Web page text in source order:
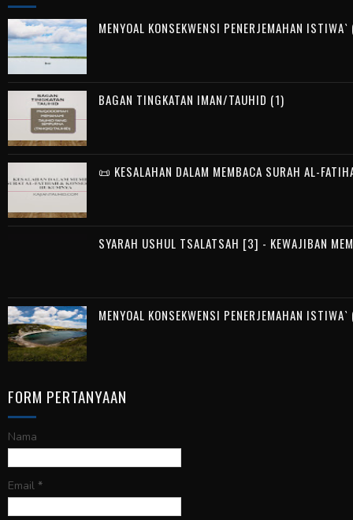
MENYOAL KONSEKWENSI PENERJEMAHAN
BAGAN TINGKATAN IMAN/TAUHID (1)
📜 KESALAHAN DALAM MEMBACA SURAH AL-
SYARAH USHUL TSALATSAH [3] - KEWAJIBAN
MENYOAL KONSEKWENSI PENERJEMAHAN
FORM PERTANYAAN
Nama
Email *